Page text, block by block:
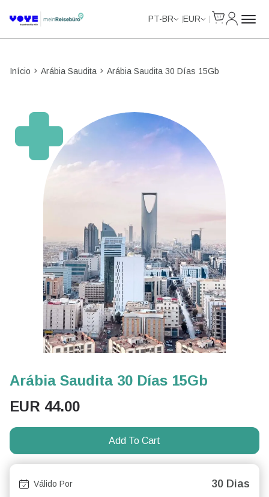
PT-BR EUR
Início Arábia Saudita Arábia Saudita 30 Días 15Gb
Arábia Saudita 30 Días 15Gb
EUR 44.00
Add To Cart
Válido Por 30 Dias